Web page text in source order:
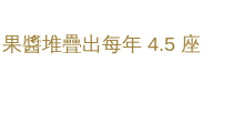
醬堆疊出每年 4.5 座